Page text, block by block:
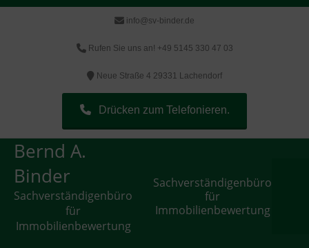
info@sv-binder.de
Rufen Sie uns an! +49 5145 330 47 03
Neue Straße 4 29331 Lachendorf
Drücken zum Telefonieren.
Bernd A.
Binder
Sachverständigenbüro
für
Immobilienbewertung
Sachverständigenbüro
für
Immobilienbewertung